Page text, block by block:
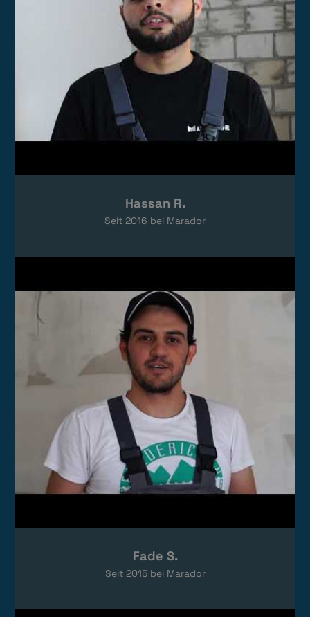
Das Video wird von YouTube eingebettet.
Datenschutzerklärungen
Hassan R.
Seit 2016 bei Marador
Fade S.
Seit 2015bei Marador